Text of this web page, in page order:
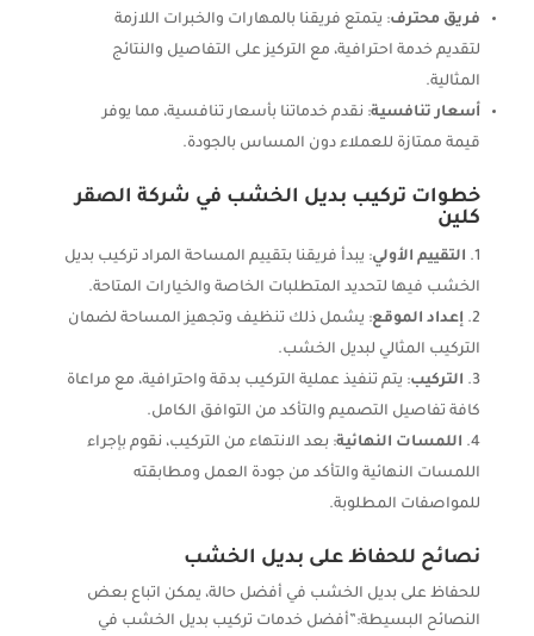
فريق محترف: يتمتع فريقنا بالمهارات والخبرات اللازمة
لتقديم خدمة احترافية، مع التركيز على التفاصيل والنتائج
المثالية.
أسعار تنافسية: نقدم خدماتنا بأسعار تنافسية، مما يوفر
قيمة ممتازة للعملاء دون المساس بالجودة.
خطوات تركيب بديل الخشب في شركة الصقر
كلين
التقييم الأولي: يبدأ فريقنا بتقييم المساحة المراد تركيب بديل
الخشب فيها لتحديد المتطلبات الخاصة والخيارات المتاحة.
إعداد الموقع: يشمل ذلك تنظيف وتجهيز المساحة لضمان
التركيب المثالي لبديل الخشب.
التركيب: يتم تنفيذ عملية التركيب بدقة واحترافية، مع مراعاة
كافة تفاصيل التصميم والتأكد من التوافق الكامل.
اللمسات النهائية: بعد الانتهاء من التركيب، نقوم بإجراء
اللمسات النهائية والتأكد من جودة العمل ومطابقته
للمواصفات المطلوبة.
نصائح للحفاظ على بديل الخشب
للحفاظ على بديل الخشب في أفضل حالة، يمكن اتباع بعض
النصائح البسيطة:”أفضل خدمات تركيب بديل الخشب في